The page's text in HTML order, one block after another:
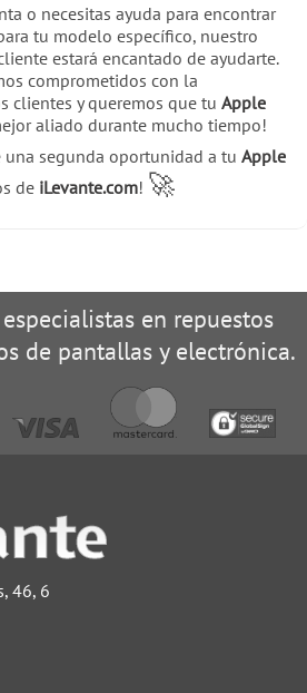
o necesitas ayuda para encontrar
tu modelo específico, nuestro
estará encantado de ayudarte.
comprometidos con la
clientes y queremos que tu Apple
aliado durante mucho tiempo!
una segunda oportunidad a tu Apple
de iLevante.com! 🚀
en repuestos
de pantallas y electrónica.
46, 6